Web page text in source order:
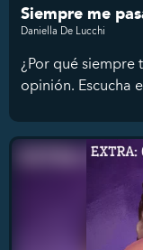
Siempre me
Daniella De Lucchi
¿Por qué siempre
opinión. Escucha